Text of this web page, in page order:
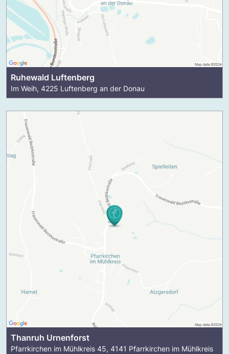
Ruhewald Luftenberg
Im Weih, 4225 Luftenberg an der Donau
Thanruh Urnenforst
Pfarrkirchen im Mühlkreis 45, 4141 Pfarrkirchen im Mühlkreis